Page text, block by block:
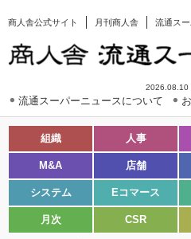
商人舎公式サイト 月刊商人舎 流通ス
2026.08.10
流通スーパーニュースについて
組織 人事
M&A 店舗
システム Eコマース
月次 CSR